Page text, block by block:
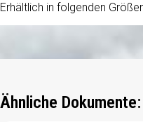
Erhältlich in folgenden
Ähnliche Dokumente: